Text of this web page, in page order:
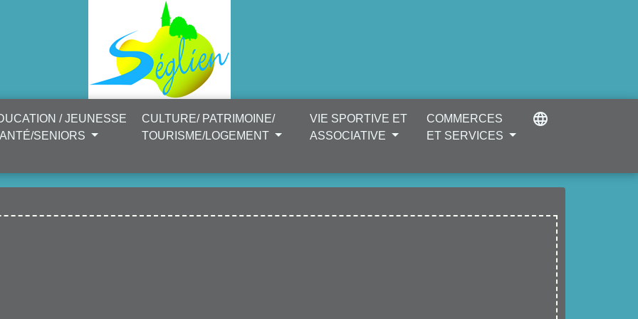
/ JEUNESSE
SENIORS
CULTURE/ PATRIMOINE/
TOURISME/LOGEMENT
VIE SPORTIVE ET
ASSOCIATIVE
COMMERCES
ET SERVICES
language